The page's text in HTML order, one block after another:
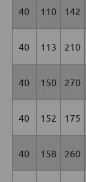
40 110 142
40 113 210
40 150 270
40 152 175
40 158 260